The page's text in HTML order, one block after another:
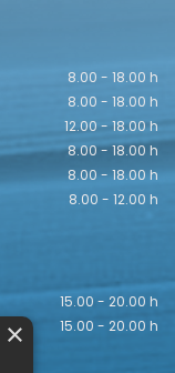
8.00 - 18.00 h
8.00 - 18.00 h
12.00 - 18.00 h
8.00 - 18.00 h
8.00 - 18.00 h
8.00 - 12.00 h
15.00 - 20.00 h
15.00 - 20.00 h
×